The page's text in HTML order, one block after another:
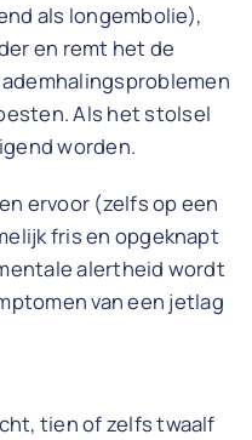
als longembolie),
en remt het de
Als het stolsel
worden.
ervoor (zelfs op een
fris en opgeknapt
alertheid wordt
van een jetlag
tien of zelfs twaalf